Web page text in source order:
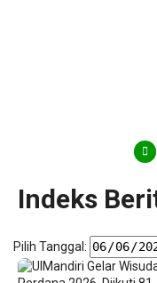
Indeks
Pilih Tanggal: